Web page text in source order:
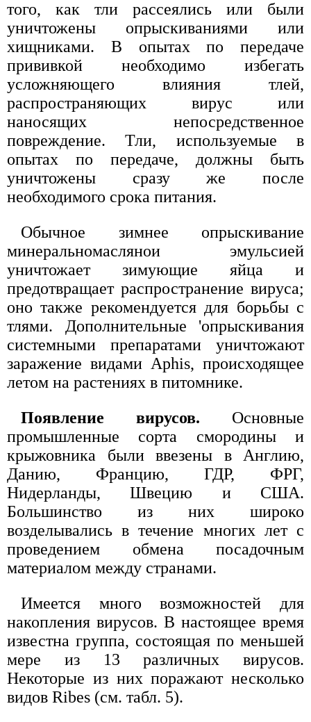
того, как тли рассеялись или были
уничтожены опрыскиваниями или
хищниками. В опытах по передаче
прививкой необходимо избегать
усложняющего влияния тлей,
распространяющих вирус или
наносящих непосредственное
повреждение. Тли, используемые в
опытах по передаче, должны быть
уничтожены сразу же после
необходимого срока питания.
Обычное зимнее опрыскивание
минеральномаслянои эмульсией
уничтожает зимующие яйца и
предотвращает распространение вируса;
оно также рекомендуется для борьбы с
тлями. Дополнительные 'опрыскивания
системными препаратами уничтожают
заражение видами Aphis, происходящее
летом на растениях в питомнике.
Появление вирусов. Основные
промышленные сорта смородины и
крыжовника были ввезены в Англию,
Данию, Францию, ГДР, ФРГ,
Нидерланды, Швецию и США.
Большинство из них широко
возделывались в течение многих лет с
проведением обмена посадочным
материалом между странами.
Имеется много возможностей для
накопления вирусов. В настоящее время
известна группа, состоящая по меньшей
мере из 13 различных вирусов.
Некоторые из них поражают несколько
видов Ribes (см. табл. 5).